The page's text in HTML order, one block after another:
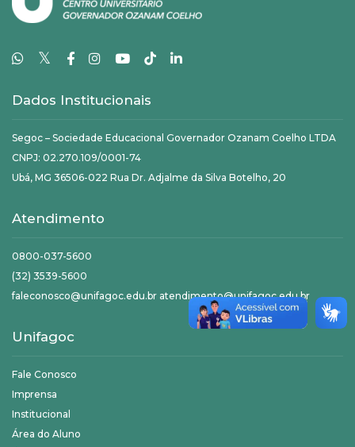
𝕏
Dados Institucionais
Segoc – Sociedade Educacional Governador Ozanam Coelho LTDA
CNPJ: 02.270.109/0001-74
Ubá, MG 36506-022 Rua Dr. Adjalme da Silva Botelho, 20
Atendimento
0800-037-5600
(32) 3539-5600
faleconosco@unifagoc.edu.br atendimento@unifagoc.edu.br
Unifagoc
Fale Conosco
Imprensa
Institucional
Área do Aluno